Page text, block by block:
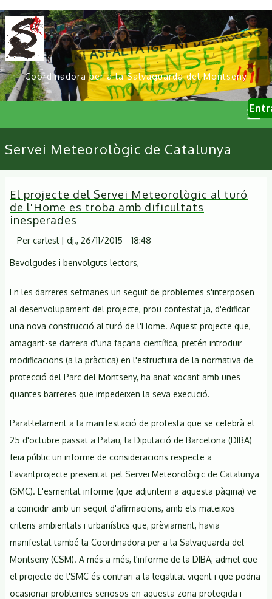
Vés
al
contingut
Coordinadora per a la Salvaguarda del Montseny
User
Primary
links
Servei Meteorològic de Catalunya
El projecte del Servei Meteorològic al turó
de l'Home es troba amb dificultats
inesperades
Per carlesl | dj., 26/11/2015 - 18:48
Bevolgudes i benvolguts lectors,
En les darreres setmanes un seguit de problemes s'interposen
al desenvolupament del projecte, prou contestat ja, d'edificar
una nova construcció al turó de l'Home. Aquest projecte que,
amagant-se darrera d'una façana científica, pretén introduir
modificacions (a la pràctica) en l'estructura de la normativa de
protecció del Parc del Montseny, ha anat xocant amb unes
quantes barreres que impedeixen la seva execució.
Paral·lelament a la manifestació de protesta que se celebrà el
25 d'octubre passat a Palau, la Diputació de Barcelona (DIBA)
feia públic un informe de consideracions respecte a
l'avantprojecte presentat pel Servei Meteorològic de Catalunya
(SMC). L'esmentat informe (que adjuntem a aquesta pàgina) ve
a coincidir amb un seguit d'afirmacions, amb els mateixos
criteris ambientals i urbanístics que, prèviament, havia
manifestat també la Coordinadora per a la Salvaguarda del
Montseny (CSM). A més a més, l'informe de la DIBA, admet que
el projecte de l'SMC és contrari a la legalitat vigent i que podria
ocasionar problemes seriosos en aquesta zona protegida i